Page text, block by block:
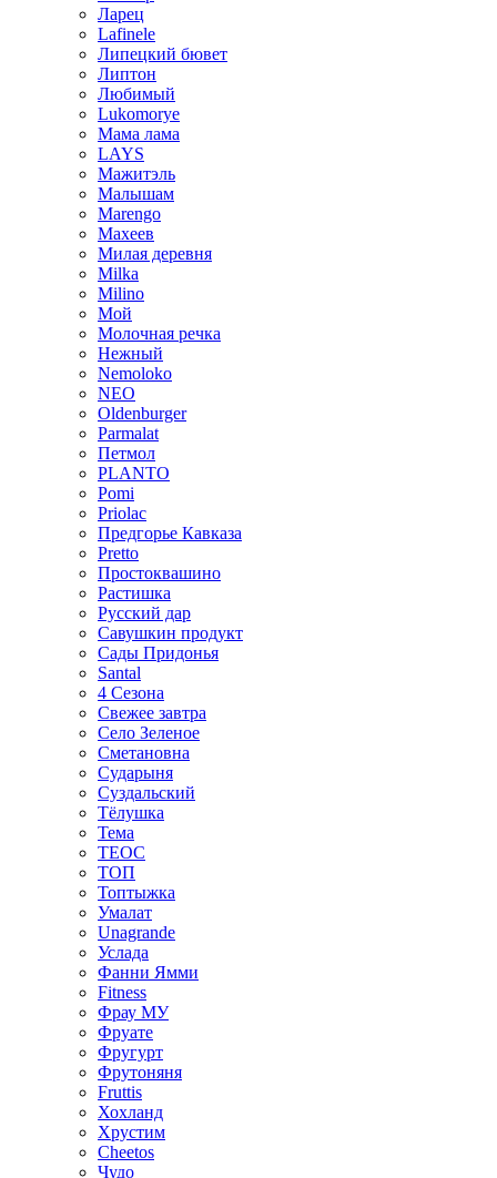
Ларец
Lafinele
Липецкий бювет
Липтон
Любимый
Lukomorye
Мама лама
LAYS
Мажитэль
Малышам
Marengo
Махеев
Милая деревня
Milka
Milino
Мой
Молочная речка
Нежный
Nemoloko
NEO
Oldenburger
Parmalat
Петмол
PLANTO
Pomi
Priolac
Предгорье Кавказа
Pretto
Простоквашино
Растишка
Русский дар
Савушкин продукт
Сады Придонья
Santal
4 Сезона
Свежее завтра
Село Зеленое
Сметановна
Сударыня
Суздальский
Тёлушка
Тема
ТЕОС
ТОП
Топтыжка
Умалат
Unagrande
Услада
Фанни Ямми
Fitness
Фрау МУ
Фруате
Фругурт
Фрутоняня
Fruttis
Хохланд
Хрустим
Cheetos
Чудо